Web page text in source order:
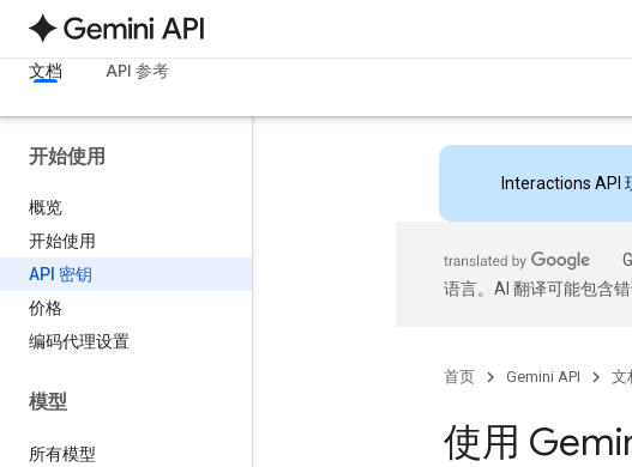
文档 API 参考
开始使用
概览
开始使用
API 密钥
价格
编码代理设置
模型
所有模型
Interactions API
语言。AI 翻译可能包含错
首页 Gemini API 文
使用